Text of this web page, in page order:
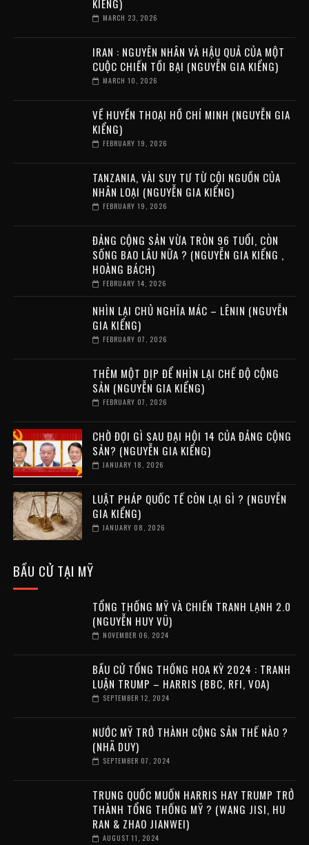
KIỂNG)
MARCH 23, 2026
IRAN : NGUYÊN NHÂN VÀ HẬU QUẢ CỦA MỘT
CUỘC CHIẾN TỒI BẠI (NGUYỄN GIA KIỂNG)
MARCH 10, 2026
VỀ HUYỀN THOẠI HỒ CHÍ MINH (NGUYỄN GIA
KIỂNG)
FEBRUARY 19, 2026
TANZANIA, VÀI SUY TƯ TỪ CỘI NGUỒN CỦA
NHÂN LOẠI (NGUYỄN GIA KIỂNG)
FEBRUARY 19, 2026
ĐẢNG CỘNG SẢN VỪA TRÒN 96 TUỔI, CÒN
SỐNG BAO LÂU NỮA ? (NGUYỄN GIA KIỂNG ,
HOÀNG BÁCH)
FEBRUARY 14, 2026
NHÌN LẠI CHỦ NGHĨA MÁC – LÊNIN (NGUYỄN
GIA KIỂNG)
FEBRUARY 07, 2026
THÊM MỘT DỊP ĐỂ NHÌN LẠI CHẾ ĐỘ CỘNG
SẢN (NGUYỄN GIA KIỂNG)
FEBRUARY 07, 2026
CHỜ ĐỢI GÌ SAU ĐẠI HỘI 14 CỦA ĐẢNG CỘNG
SẢN? (NGUYỄN GIA KIỂNG)
JANUARY 18, 2026
LUẬT PHÁP QUỐC TẾ CÒN LẠI GÌ ? (NGUYỄN
GIA KIỂNG)
JANUARY 08, 2026
BẦU CỬ TẠI MỸ
TỔNG THỐNG MỸ VÀ CHIẾN TRANH LẠNH 2.0
(NGUYỄN HUY VŨ)
NOVEMBER 06, 2024
BẦU CỬ TỔNG THỐNG HOA KỲ 2024 : TRANH
LUẬN TRUMP – HARRIS (BBC, RFI, VOA)
SEPTEMBER 12, 2024
NƯỚC MỸ TRỞ THÀNH CỘNG SẢN THẾ NÀO ?
(NHÃ DUY)
SEPTEMBER 07, 2024
TRUNG QUỐC MUỐN HARRIS HAY TRUMP TRỞ
THÀNH TỔNG THỐNG MỸ ? (WANG JISI, HU
RAN & ZHAO JIANWEI)
AUGUST 11, 2024